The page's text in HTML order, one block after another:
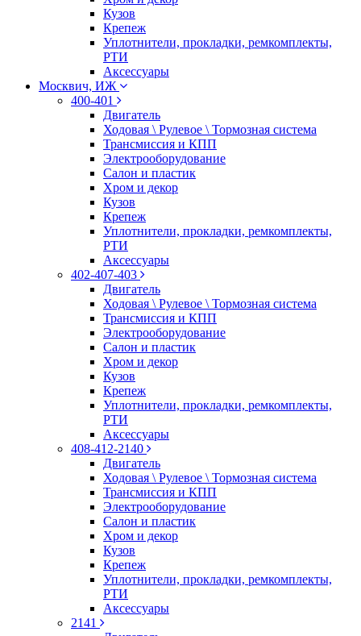
Кузов
Крепеж
Уплотнители, прокладки, ремкомплекты,
РТИ
Аксессуары
Москвич, ИЖ
400-401
Двигатель
Ходовая \ Рулевое \ Тормозная система
Трансмиссия и КПП
Электрооборудование
Салон и пластик
Хром и декор
Кузов
Крепеж
Уплотнители, прокладки, ремкомплекты,
РТИ
Аксессуары
402-407-403
Двигатель
Ходовая \ Рулевое \ Тормозная система
Трансмиссия и КПП
Электрооборудование
Салон и пластик
Хром и декор
Кузов
Крепеж
Уплотнители, прокладки, ремкомплекты,
РТИ
Аксессуары
408-412-2140
Двигатель
Ходовая \ Рулевое \ Тормозная система
Трансмиссия и КПП
Электрооборудование
Салон и пластик
Хром и декор
Кузов
Крепеж
Уплотнители, прокладки, ремкомплекты,
РТИ
Аксессуары
2141